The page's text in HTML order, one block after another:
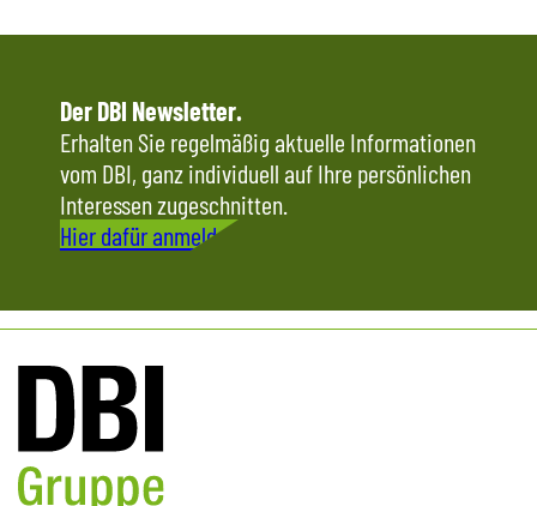
Der DBI Newsletter.
Erhalten Sie regelmäßig aktuelle Informationen
vom DBI, ganz individuell auf Ihre persönlichen
Interessen zugeschnitten.
Hier dafür anmelden